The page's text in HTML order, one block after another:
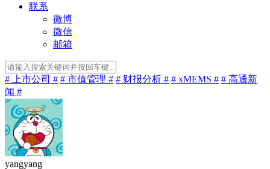
联系
微博
微信
邮箱
# 上市公司 # # 市值管理 # # 财报分析 # # xMEMS # # 高通新
闻 #
yangyang